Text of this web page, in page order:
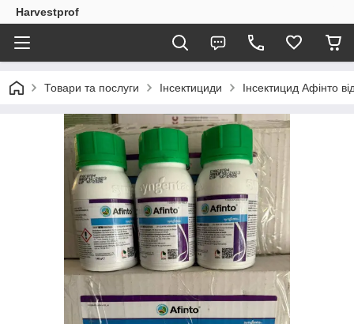
Harvestprof
Товари та послуги Інсектициди Інсектицид Афінто